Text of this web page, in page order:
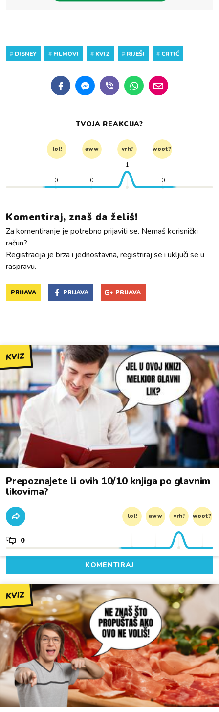
# DISNEY # FILMOVI # KVIZ # RIJEŠI # CRTIĆ
TVOJA REAKCIJA?
lol! aww vrh! woot?!
0 0
1
0
Komentiraj, znaš da želiš!
Za komentiranje je potrebno prijaviti se. Nemaš korisnički
račun?
Registracija je brza i jednostavna, registriraj se i uključi se u
raspravu.
PRIJAVA PRIJAVA PRIJAVA
KVIZ
Prepoznajete li ovih 10/10 knjiga po glavnim
likovima?
lol! aww vrh! woot?!
0
KOMENTIRAJ
KVIZ